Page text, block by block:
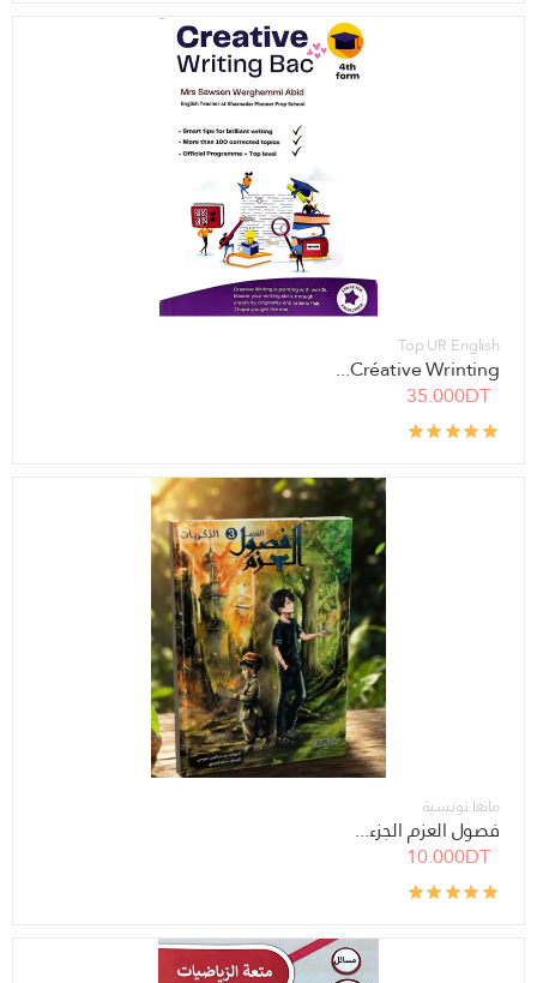
Top UR English
Créative Wrinting...
35.000DT
مانغا تونسية
فصول العزم الجزء...
10.000DT